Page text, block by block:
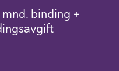
binding +